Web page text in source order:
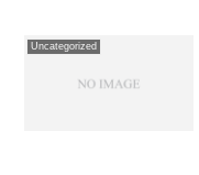
Uncategorized